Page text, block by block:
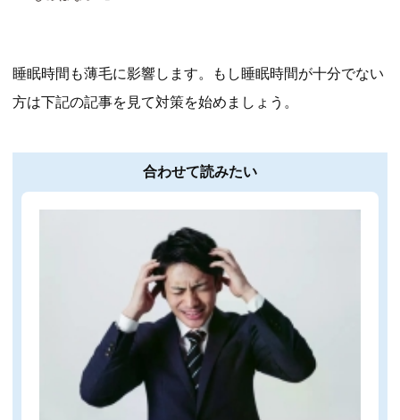
睡眠時間も薄毛に影響します。もし睡眠時間が十分でない
方は下記の記事を見て対策を始めましょう。
合わせて読みたい